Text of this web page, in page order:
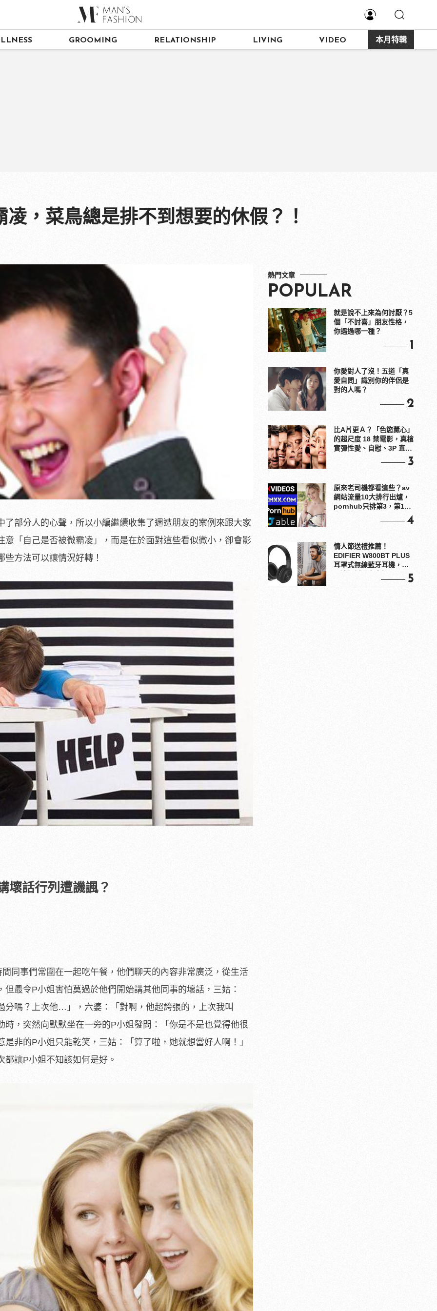
GROOMING RELATIONSHIP LIVING VIDEO 本月特輯
，菜鳥總是排不到想要的休假？！
了部分人的心聲，所以小編繼續收集了週遭朋友的案例來跟大家
意「自己是否被微霸凌」，而是在於面對這些看似微小，卻會影
方法可以讓情況好轉！
壞話行列遭譏諷？
同事們常圍在一起吃午餐，他們聊天的內容非常廣泛，從生活
最令P小姐害怕莫過於他們開始講其他同事的壞話，三姑：
分嗎？上次他…」，六婆：「對啊，他超誇張的，上次我叫
，突然向默默坐在一旁的P小姐發問：「你是不是也覺得他很
非的P小姐只能乾笑，三姑：「算了啦，她就想當好人啊！」
讓P小姐不知該如何是好。
熱門文章
POPULAR
就是說不上來為何討厭？5
個「不討喜」朋友性格，
你遇過哪一種？
1
你愛對人了沒！五道「真
愛自問」識別你的伴侶是
對的人嗎？
2
比A片更Ａ？「色慾薰心」
的超尺度 18 禁電影，真槍
實彈性愛、自慰、3P 直接
3
原來老司機都看這些？av
網站流量10大排行出爐，
pornhub只排第3，第1名
4
情人節送禮推薦！
EDIFIER W800BT PLUS
耳罩式無線藍牙耳機，在
5